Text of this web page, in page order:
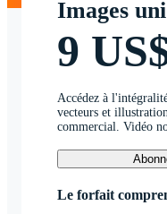
Images
9
Accédez à
vecteurs et
commercial. Vidéo
Le forfait